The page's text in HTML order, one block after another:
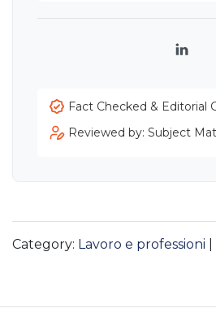
Fact Checked & Editorial
Reviewed by: Subject
Category: Lavoro e professioni